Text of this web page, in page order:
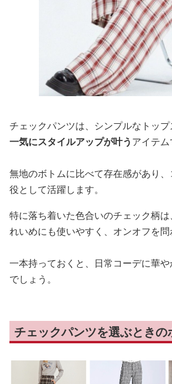
チェックパンツは、シンプルなトッ
一気にスタイルアップが叶うアイテム
無地のボトムに比べて存在感があり
役として活躍します。
特に落ち着いた色合いのチェック柄
れいめにも使いやすく、オンオフを問
一本持っておくと、日常コーデに華
でしょう。
チェックパンツを選ぶときの